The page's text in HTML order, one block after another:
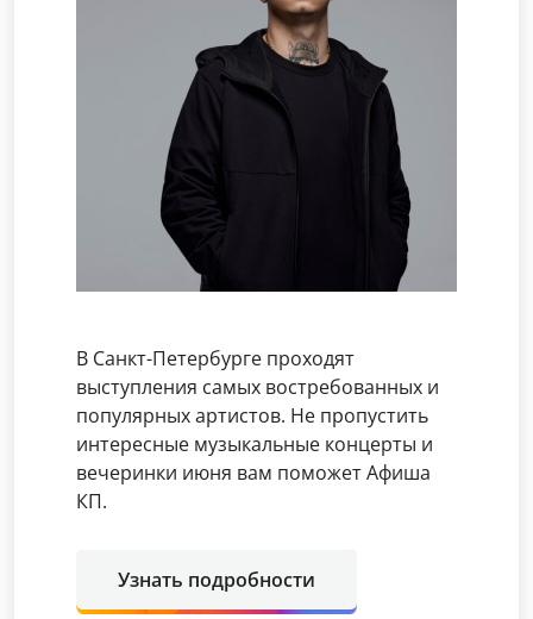
В Санкт-Петербурге проходят
выступления самых востребованных и
популярных артистов. Не пропустить
интересные музыкальные концерты и
вечеринки июня вам поможет Афиша
КП.
Узнать подробности